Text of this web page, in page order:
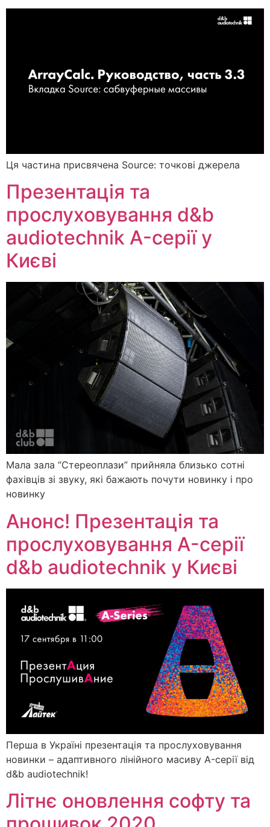
Ця частина присвячена Source: точкові джерела
Презентація та
прослуховування d&b
audiotechnik A-серії у
Києві
Мала зала “Стереоплази” прийняла близько сотні
фахівців зі звуку, які бажають почути новинку і про
новинку
Анонс! Презентація та
прослуховування A-серії
d&b audiotechnik у Києві
Перша в Україні презентація та прослуховування
новинки – адаптивного лінійного масиву A-серії від
d&b audiotechnik!
Літнє оновлення софту та